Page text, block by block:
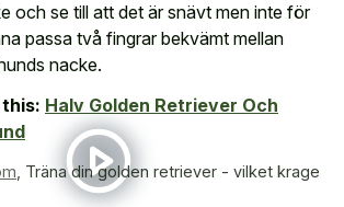
och se till att det är snävt men inte för
passa två fingrar bekvämt mellan
nacke.
Halv Golden Retriever Och
Träna din golden retriever - vilket krage